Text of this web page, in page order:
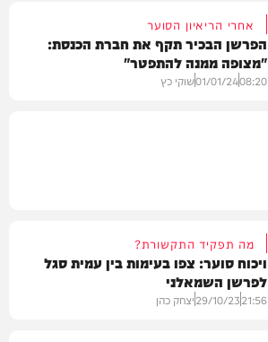
אחרי הריאיון הסוער
הפרשן הבכיר תקף את חברת הכנסת:
"מצופה ממנה להתפטר"
08:20
01/01/24שוקי כץ
מה תפקיד התקשורת?
ויכוח סוער: צפו בעימות בין עמית סגל
לפרשן השמאלני
21:56
29/10/23יצחק כהן